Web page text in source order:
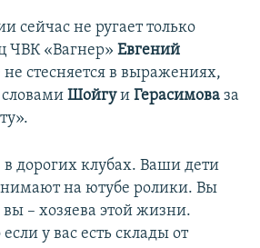
сейчас не ругает только
ЧВК «Вагнер» Евгений
стесняется в выражениях,
Шойгуи Герасимова за
дорогих клубах. Ваши дети
на ютубе ролики. Вы
– хозяева этой жизни.
у вас есть склады от